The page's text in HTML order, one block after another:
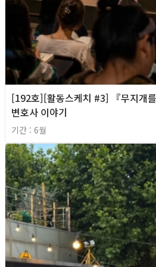
[192호][활동스케치 #3] 『무지개
변호사 이야기
기간 : 6월